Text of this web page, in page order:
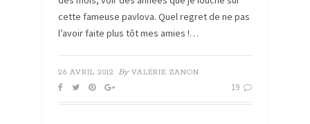
cette fameuse pavlova. Quel regret de ne pas
l’avoir faite plus tôt mes amies !…
26 AVRIL 2012 By VALÉRIE ZANON
19